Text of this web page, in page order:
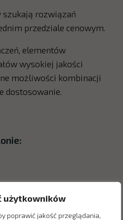
użytkowników
poprawić jakość przeglądania,
szukają rozwiązań
przedziale cenowym.
elementów
wysokiej jakości
możliwości kombinacji
dostosowanie.